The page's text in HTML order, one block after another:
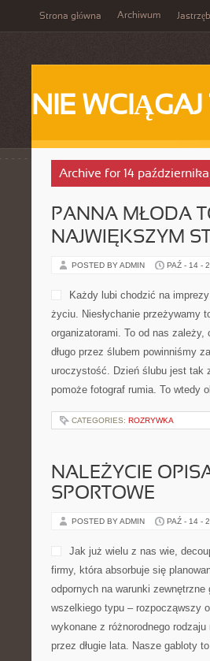
Strona główna Archiwum
NIE WCIĄGAJ
Archive for 14
PANNA MŁODA
NAJWIĘKSZYM
POSTED BY ADMIN PAŹ - 14 -
Każdy lubi chodzić na
życiu. Niesłychanie przeżywamy
organizatorami. To od nas
długo przez ślubem powinniśmy
uroczystość. Dzień ślubu jest tak
pomoże fotograf rumia. To
CATEGORIES: ROZRYWKA
NALEŻYCIE
SPORTOWE
POSTED BY ADMIN PAŹ - 14 -
Jak już wielu z nas wie,
firmy, która absorbuje się
odpornych na warunki
wszelkiego typu – rozpocząwszy
wykonane z różnorodnego
przez długie lata. Nasze gabloty